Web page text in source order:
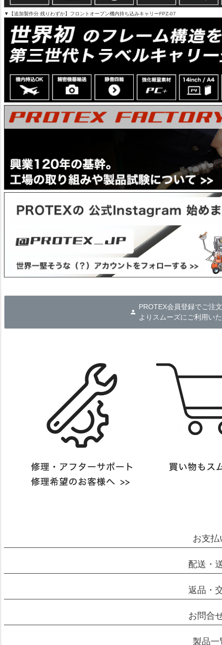
▼【追加製作分 残りわずか】フロントオープン機内持ち込みキャリーFPZ-07
PROTEX会員登録でご注
よりスムーズにご利用い
お支払
配送・
返品・
お問合
製品一